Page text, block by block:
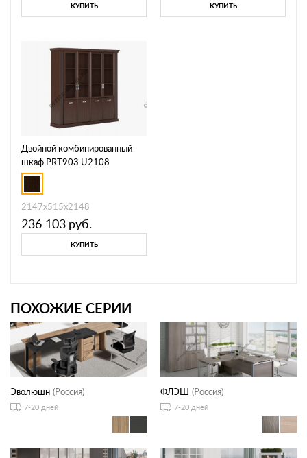
КУПИТЬ КУПИТЬ
Двойной комбинированный
шкаф PRT903.U2108
2147х515х2148
236 103 руб.
КУПИТЬ
ПОХОЖИЕ СЕРИИ
Эволюшн (Россия)
7-20 дней
ФЛЭШ (Россия)
7-20 дней